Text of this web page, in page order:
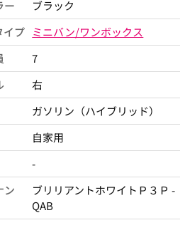
ー
ブラック
イプ ミニバン/ワンボックス
7
右
ガソリン（ハイブリッド）
自家用
-
ン
ブリリアントホワイトＰ３Ｐ -
QAB